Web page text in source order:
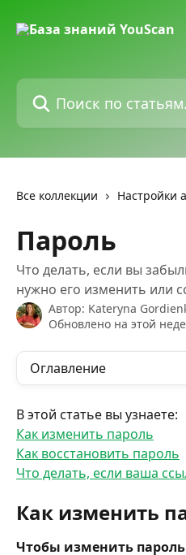
Поиск по статьям...
Все коллекции Настройки
Пароль
Что делать, если вы
нужно его изменить или
Автор: Kateryna
Обновлено на этой
Оглавление
В этой статье вы узнаете:
Как изменить пароль
Как восстановить пароль
Что делать, если ваша
Как изменить
Чтобы изменить пароль